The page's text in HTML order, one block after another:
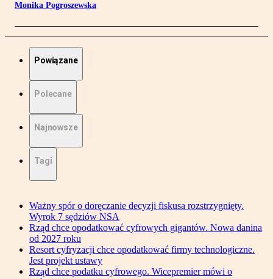
Monika Pogroszewska
Powiązane
Polecane
Najnowsze
Tagi
Ważny spór o doręczanie decyzji fiskusa rozstrzygnięty.
Wyrok 7 sędziów NSA
Rząd chce opodatkować cyfrowych gigantów. Nowa danina
od 2027 roku
Resort cyfryzacji chce opodatkować firmy technologiczne.
Jest projekt ustawy
Rząd chce podatku cyfrowego. Wicepremier mówi o